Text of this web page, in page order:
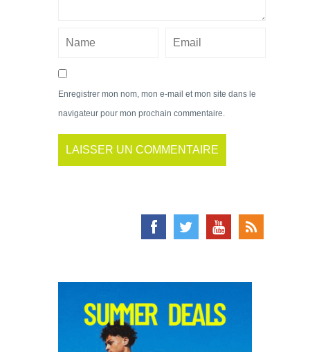
Enregistrer mon nom, mon e-mail et mon site dans le
navigateur pour mon prochain commentaire.